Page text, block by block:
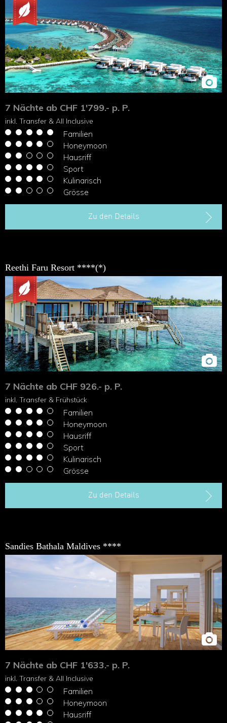
7 Nächte ab CHF 1'799.- p. P.
inkl. Transfer & All Inclusive
Familien
Honeymoon
Hausriff
Sport
Kulinarisch
Grösse
Zu den Details
Reethi Faru Resort ****(*)
7 Nächte ab CHF 926.- p. P.
inkl. Transfer & Frühstück
Familien
Honeymoon
Hausriff
Sport
Kulinarisch
Grösse
Zu den Details
Sandies Bathala Maldives ****
7 Nächte ab CHF 1'633.- p. P.
inkl. Transfer & All Inclusive
Familien
Honeymoon
Hausriff